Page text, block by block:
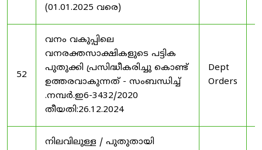
(01.01.2025 വരെ)
52
വനം വകുപ്പിലെ
വനരക്തസാക്ഷികളുടെ പട്ടിക
പുതുക്കി പ്രസിദ്ധീകരിച്ചു കൊണ്ട്
ഉത്തരവാകുന്നത് - സംബന്ധിച്ച്
.നമ്പർ.ഇ6-3432/2020
തീയതി:26.12.2024
Dept
Orders
നിലവിലുള്ള / പുതുതായി